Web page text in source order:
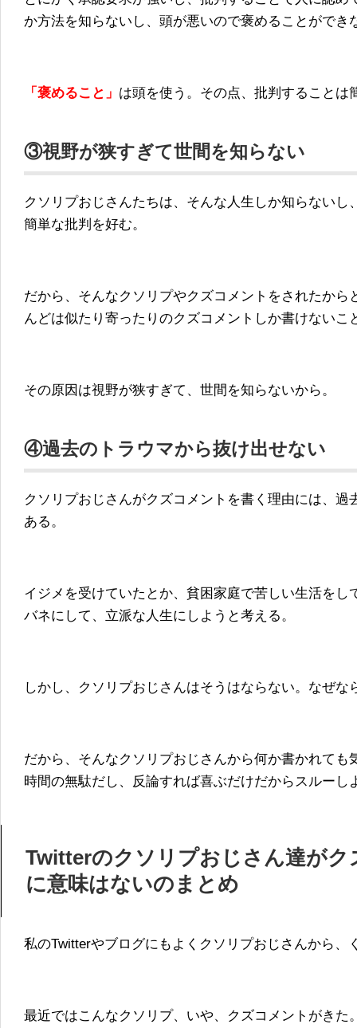
か方法を知らないし、頭が悪いので褒めることができ
「褒めること」 は頭を使う。その点、批判することは
③視野が狭すぎて世間を知らない
クソリプおじさんたちは、そんな人生しか知らない
簡単な批判を好む。
だから、そんなクソリプやクズコメントをされたから
んどは似たり寄ったりのクズコメントしか書けないこ
その原因は視野が狭すぎて、世間を知らないから。
④過去のトラウマから抜け出せない
クソリプおじさんがクズコメントを書く理由には、
ある。
イジメを受けていたとか、貧困家庭で苦しい生活をし
バネにして、立派な人生にしようと考える。
しかし、クソリプおじさんはそうはならない。なぜな
だから、そんなクソリプおじさんから何か書かれても
時間の無駄だし、反論すれば喜ぶだけだからスルーし
Twitterのクソリプおじさん達がク
に意味はないのまとめ
私のTwitterやブログにもよくクソリプおじさんから、
最近ではこんなクソリプ、いや、クズコメントがきた